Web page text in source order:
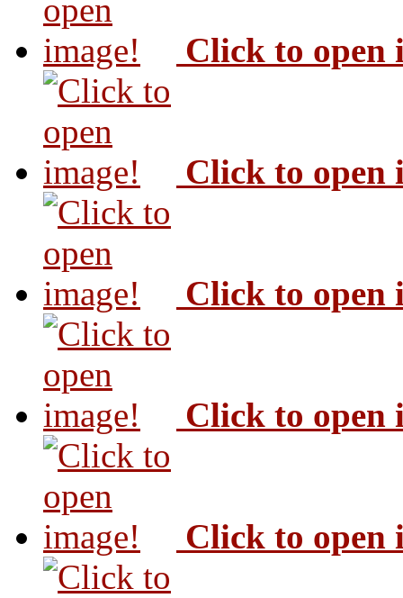
Click to open
Click to open
Click to open
Click to open
Click to open